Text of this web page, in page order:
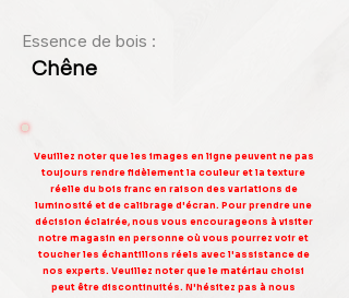
Essence de bois :
Chêne
Veuillez noter que les images en ligne peuvent ne pas
toujours rendre fidèlement la couleur et la texture
réelle du bois franc en raison des variations de
luminosité et de calibrage d'écran. Pour prendre une
décision éclairée, nous vous encourageons à visiter
notre magasin en personne où vous pourrez voir et
toucher les échantillons réels avec l'assistance de
nos experts. Veuillez noter que le matériau choisi
peut être discontinuités. N'hésitez pas à nous